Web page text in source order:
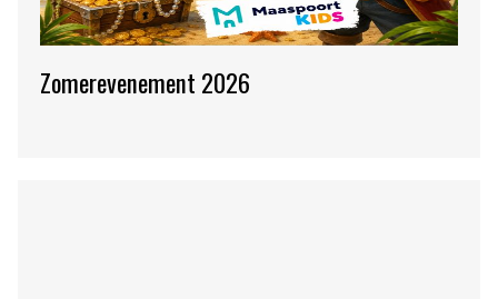
Zomerevenement 2026